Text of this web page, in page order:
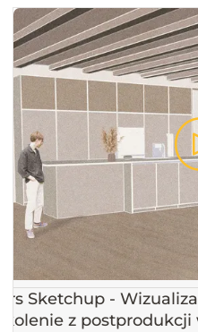
Sketchup -
z postprodukcji